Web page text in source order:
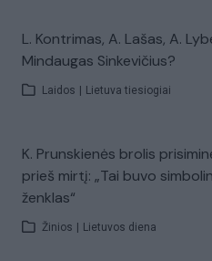
L. Kontrimas, A. Lašas, A.
Mindaugas Sinkevičius?
Laidos Lietuva tiesiogiai
K. Prunskienės brolis
prieš mirtį: „Tai buvo
ženklas“
Žinios Lietuvos diena